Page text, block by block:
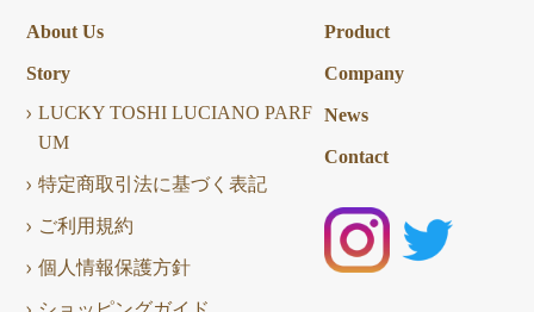
About Us
Story
LUCKY TOSHI LUCIANO PARF
UM
特定商取引法に基づく表記
ご利用規約
個人情報保護方針
Product
Company
News
Contact